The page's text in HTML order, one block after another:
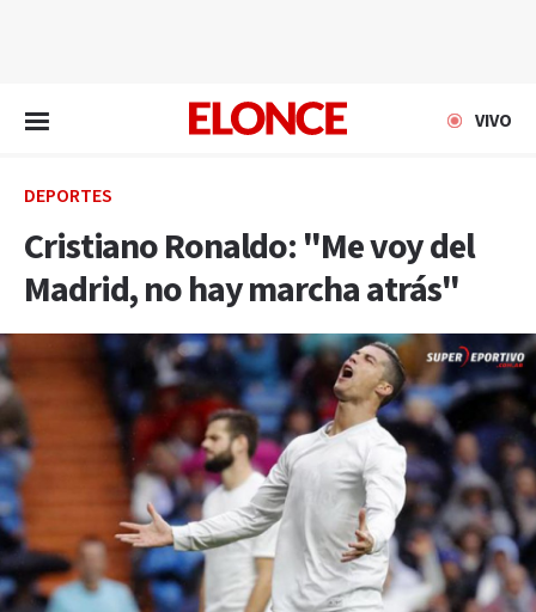
VIVO
DEPORTES
Cristiano Ronaldo: "Me voy del
Madrid, no hay marcha atrás"